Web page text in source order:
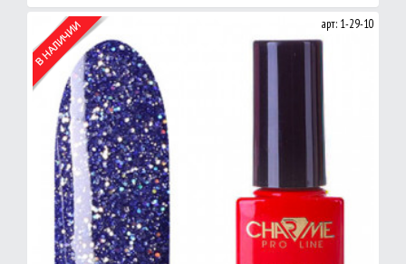
арт: 1-29-10